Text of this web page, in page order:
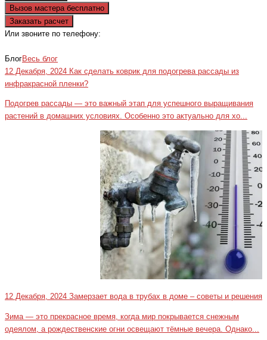
Вызов мастера бесплатно
Заказать расчет
Или звоните по телефону:
БлогВесь блог
12 Декабря, 2024 Как сделать коврик для подогрева рассады из
инфракрасной пленки?
Подогрев рассады — это важный этап для успешного выращивания
растений в домашних условиях. Особенно это актуально для хо...
12 Декабря, 2024 Замерзает вода в трубах в доме – советы и решения
Зима — это прекрасное время, когда мир покрывается снежным
одеялом, а рождественские огни освещают тёмные вечера. Однако...